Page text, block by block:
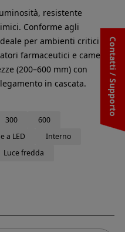
Contatti / Supporto
resistente
Conforme agli
per ambienti critici
farmaceutici e camere
(200–600 mm) con
in cascata.
300
600
a LED
Interno
Luce fredda